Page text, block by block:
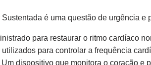
é uma questão de urgência e
para restaurar o ritmo cardíaco
para controlar a frequência
Um dispositivo que monitora o coração e